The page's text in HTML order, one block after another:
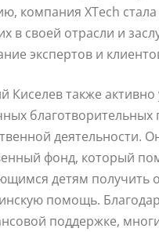
компания XTech
в своей отрасли и
экспертов и
Киселев также активно
благотворительных
деятельности.
фонд, который
детям получить
помощь.
поддержке,